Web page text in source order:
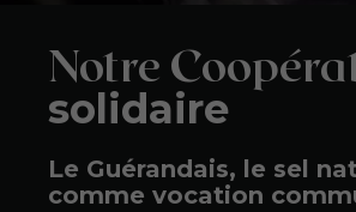
Notre
solidaire
Le Guérandais, le sel
comme vocation